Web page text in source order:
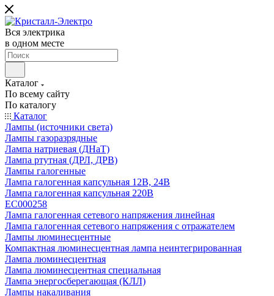
Вся электрика
в одном месте
Каталог
По всему сайту
По каталогу
Каталог
Лампы (источники света)
Лампы газоразрядные
Лампа натриевая (ДНаТ)
Лампа ртутная (ДРЛ, ДРВ)
Лампы галогенные
Лампа галогенная капсульная 12В, 24В
Лампа галогенная капсульная 220В
EC000258
Лампа галогенная сетевого напряжения линейная
Лампа галогенная сетевого напряжения с отражателем
Лампы люминесцентные
Компактная люминесцентная лампа неинтегрированная
Лампа люминесцентная
Лампа люминесцентная специальная
Лампа энергосберегающая (КЛЛ)
Лампы накаливания